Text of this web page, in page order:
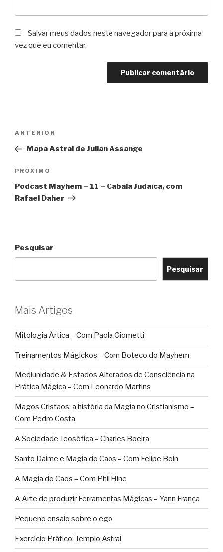
Salvar meus dados neste navegador para a próxima
vez que eu comentar.
Post
Post
anterior
ANTERIOR
Mapa Astral de Julian Assange
Próximo
post
PRÓXIMO
Podcast Mayhem – 11 – Cabala Judaica, com
Rafael Daher
Pesquisar
Pesquisar
Mais Artigos
Mitologia Ártica – Com Paola Giometti
Treinamentos Mágickos – Com Boteco do Mayhem
Mediunidade & Estados Alterados de Consciência na
Prática Mágica – Com Leonardo Martins
Magos Cristãos: a história da Magia no Cristianismo –
Com Pedro Costa
A Sociedade Teosófica – Charles Boeira
Santo Daime e Magia do Caos – Com Felipe Boin
A Magia do Caos – Com Phil Hine
A Arte de produzir Ferramentas Mágicas – Yann França
Pequeno ensaio sobre o ego
Exercício Prático: Templo Astral